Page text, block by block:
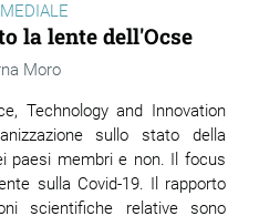
la lente dell'Ocse
Moro
Technology and Innovation
sullo stato della
paesi membri e non. Il focus
sulla Covid-19. Il rapporto
scientifiche relative sono